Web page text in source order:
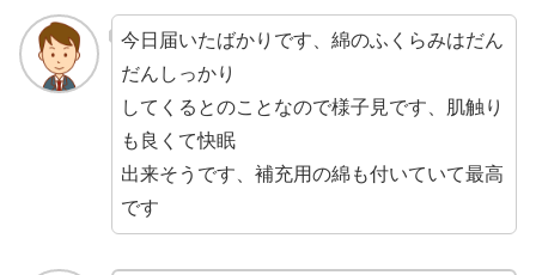
今日届いたばかりです、綿のふくらみはだん
だんしっかり
してくるとのことなので様子見です、肌触り
も良くて快眠
出来そうです、補充用の綿も付いていて最高
です